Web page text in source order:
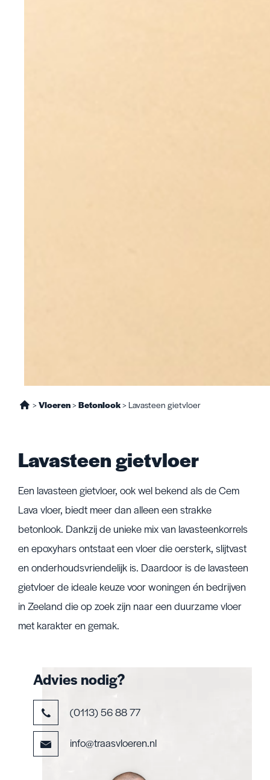
> Vloeren> Betonlook> Lavasteen gietvloer
Lavasteen gietvloer
Een lavasteen gietvloer, ook wel bekend als de Cem
Lava vloer, biedt meer dan alleen een strakke
betonlook. Dankzij de unieke mix van lavasteenkorrels
en epoxyhars ontstaat een vloer die oersterk, slijtvast
en onderhoudsvriendelijk is. Daardoor is de lavasteen
gietvloer de ideale keuze voor woningen én bedrijven
in Zeeland die op zoek zijn naar een duurzame vloer
met karakter en gemak.
Advies nodig?
(0113) 56 88 77
info@traasvloeren.nl